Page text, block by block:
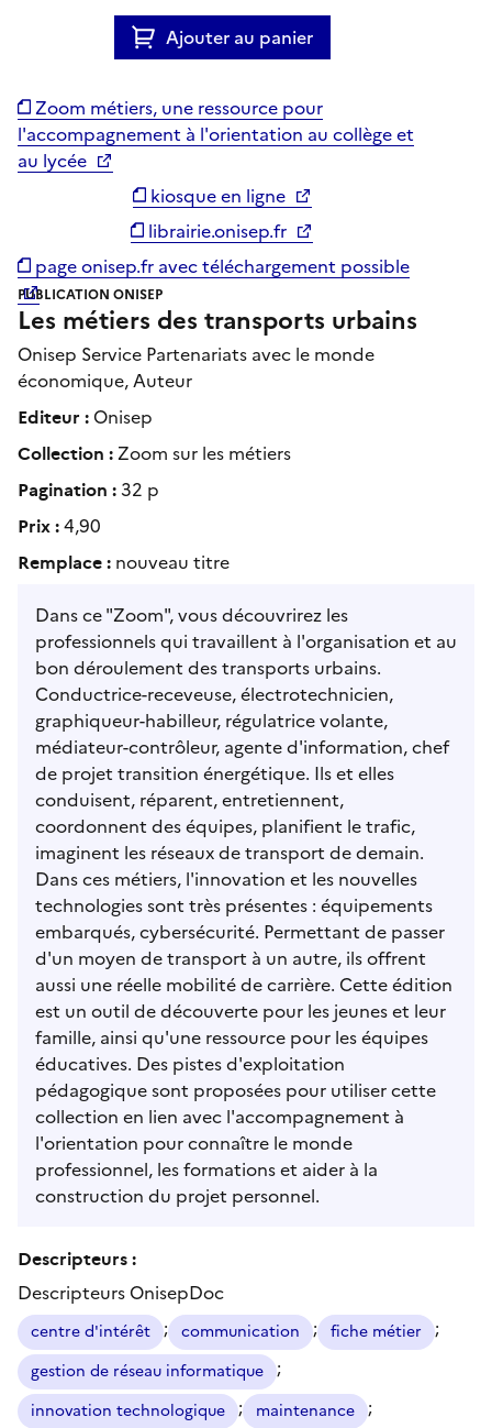
Ajouter au panier
Zoom métiers, une ressource pour
l'accompagnement à l'orientation au collège et
au lycée
kiosque en ligne
librairie.onisep.fr
page onisep.fr avec téléchargement possible
PUBLICATION ONISEP
Les métiers des transports urbains
Onisep Service Partenariats avec le monde
économique, Auteur
Editeur : Onisep
Collection :Zoom sur les métiers
Pagination :32 p
Prix :4,90
Remplace : nouveau titre
Dans ce "Zoom", vous découvrirez les
professionnels qui travaillent à l'organisation et au
bon déroulement des transports urbains.
Conductrice-receveuse, électrotechnicien,
graphiqueur-habilleur, régulatrice volante,
médiateur-contrôleur, agente d'information, chef
de projet transition énergétique. Ils et elles
conduisent, réparent, entretiennent,
coordonnent des équipes, planifient le trafic,
imaginent les réseaux de transport de demain.
Dans ces métiers, l'innovation et les nouvelles
technologies sont très présentes : équipements
embarqués, cybersécurité. Permettant de passer
d'un moyen de transport à un autre, ils offrent
aussi une réelle mobilité de carrière. Cette édition
est un outil de découverte pour les jeunes et leur
famille, ainsi qu'une ressource pour les équipes
éducatives. Des pistes d'exploitation
pédagogique sont proposées pour utiliser cette
collection en lien avec l'accompagnement à
l'orientation pour connaître le monde
professionnel, les formations et aider à la
construction du projet personnel.
Descripteurs :
Descripteurs OnisepDoc
centre d'intérêt ; communication ; fiche métier ;
gestion de réseau informatique ;
innovation technologique ; maintenance ;